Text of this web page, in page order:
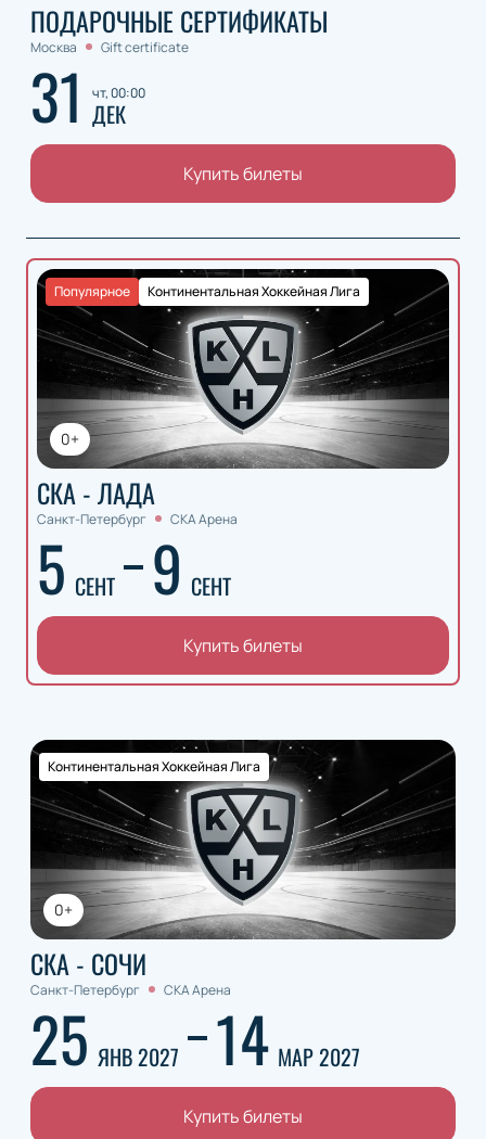
ПОДАРОЧНЫЕ СЕРТИФИКАТЫ
Москва Gift certificate
31 чт, 00:00
ДЕК
Купить билеты
0+
Континентальная Хоккейная Лига
Популярное
СКА - ЛАДА
Санкт-Петербург СКА Арена
5 СЕНТ 9 СЕНТ
Купить билеты
0+
Континентальная Хоккейная Лига
СКА - СОЧИ
Санкт-Петербург СКА Арена
25 ЯНВ 2027 14 МАР 2027
Купить билеты